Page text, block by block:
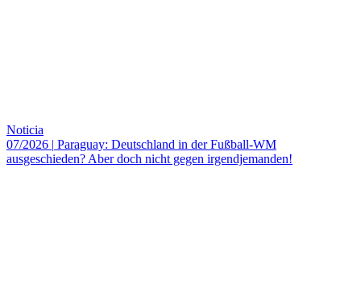
Noticia
07/2026 | Paraguay: Deutschland in der Fußball-WM
ausgeschieden? Aber doch nicht gegen irgendjemanden!